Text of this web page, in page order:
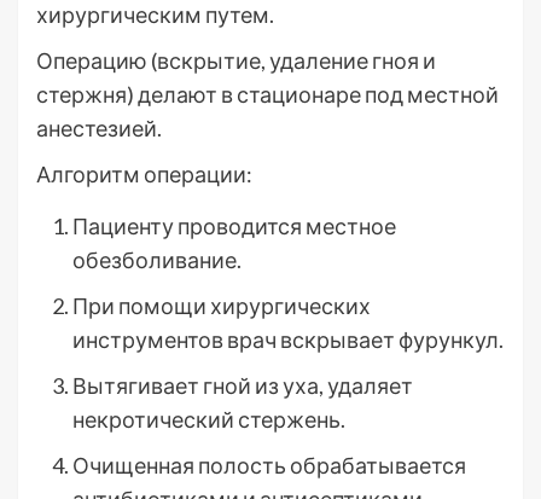
хирургическим путем.
Операцию (вскрытие, удаление гноя и
стержня) делают в стационаре под местной
анестезией.
Алгоритм операции:
Пациенту проводится местное
обезболивание.
При помощи хирургических
инструментов врач вскрывает фурункул.
Вытягивает гной из уха, удаляет
некротический стержень.
Очищенная полость обрабатывается